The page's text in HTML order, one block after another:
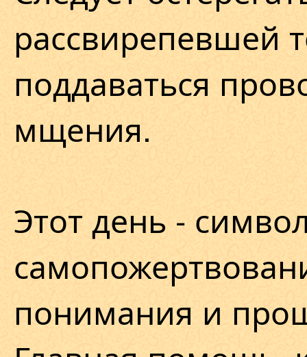
рассвирепевшей
поддаваться
мщения.
Этот день -
понимания и